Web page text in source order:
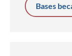
Bases